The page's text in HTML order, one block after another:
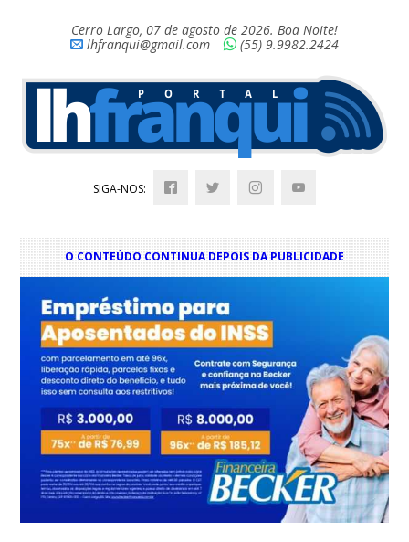
Cerro Largo, 07 de agosto de 2026. Boa Noite!
lhfranqui@gmail.com
(55) 9.9982.2424
SIGA-NOS:
O CONTEÚDO CONTINUA DEPOIS DA PUBLICIDADE